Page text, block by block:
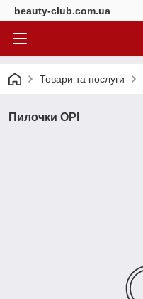
beauty-club.com.ua
Товари та послуги
Пилочки OPI